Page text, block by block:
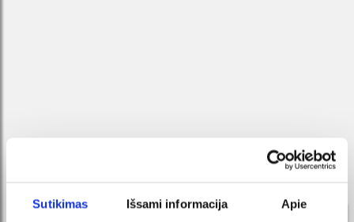
Sutikimas Išsami informacija Apie